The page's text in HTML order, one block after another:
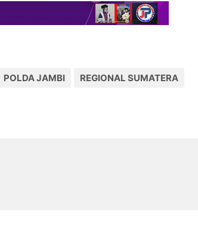
POLDA JAMBI REGIONAL SUMATERA